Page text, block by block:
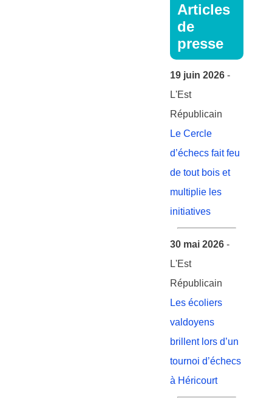
Articles
de
presse
19 juin 2026 -
L'Est
Républicain
Le Cercle
d’échecs fait feu
de tout bois et
multiplie les
initiatives
30 mai 2026 -
L'Est
Républicain
Les écoliers
valdoyens
brillent lors d’un
tournoi d’échecs
à Héricourt